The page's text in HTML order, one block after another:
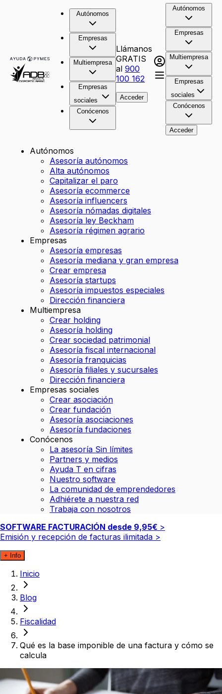
Autónomos
Empresas
Multiempresa
Empresas
sociales
Conócenos
Llámanos
GRATIS
al900
100 162
Acceder
Autónomos
Empresas
Multiempresa
Empresas
sociales
Conócenos
Acceder
Autónomos
Asesoría autónomos
Alta autónomos
Capitalizar el paro
Asesoría ecommerce
Asesoría influencers
Asesoría nómadas digitales
Asesoría ley Beckham
Asesoría régimen agrario
Empresas
Asesoría empresas
Asesoría mediana y gran empresa
Crear empresa
Asesoría startups
Asesoría impuestos especiales
Dirección financiera
Multiempresa
Crear holding
Asesoría holding
Crear sociedad patrimonial
Asesoría fiscal internacional
Asesoría franquicias
Asesoría filiales y sucursales
Dirección financiera
Empresas sociales
Crear asociación
Crear fundación
Asesoría asociaciones
Asesoría fundaciones
Conócenos
La asesoría Sin límites
Partners y medios
Ayuda T en cifras
Nuestro software
La comunidad de emprendedores
Adhiérete a nuestra red
Trabaja con nosotros
SOFTWARE FACTURACIÓN desde 9,95€ >
Emisión y recepción de facturas ilimitada >
+ Info
Inicio
Blog
Fiscalidad
Qué es la base imponible de una factura y cómo se
calcula